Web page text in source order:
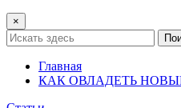
×
Главная
КАК ОВЛАДЕТЬ